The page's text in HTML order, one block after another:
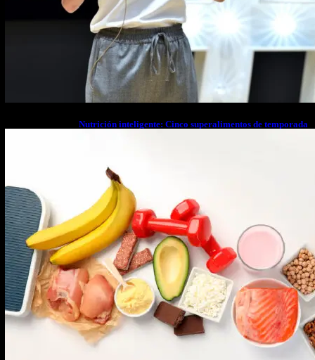
Nutrición inteligente: Cinco superalimentos de temporada